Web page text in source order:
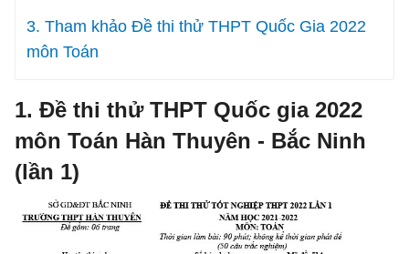
3. Tham khảo Đề thi thử THPT Quốc Gia 2022
môn Toán
1. Đề thi thử THPT Quốc gia 2022
môn Toán Hàn Thuyên - Bắc Ninh
(lần 1)